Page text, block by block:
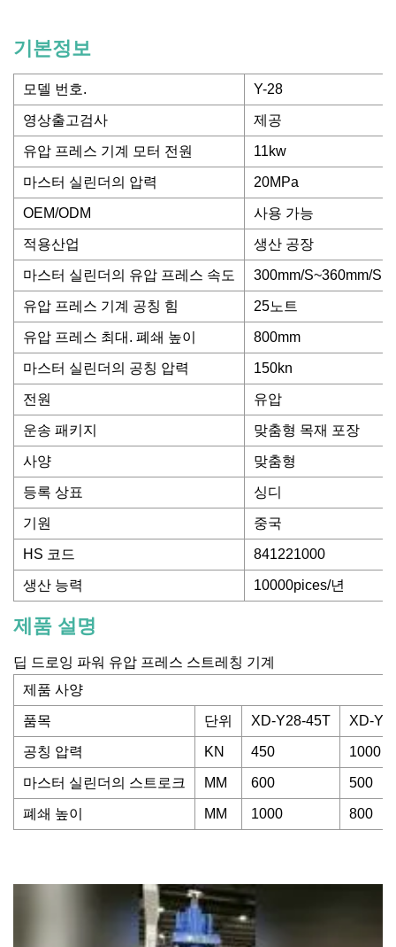
기본정보
모델 번호. Y-28
영상출고검사 제공
유압 프레스 기계 모터 전원 11kw
마스터 실린더의 압력 20MPa
OEM/ODM 사용 가능
적용산업 생산 공장
마스터 실린더의 유압 프레스 속도 300mm/S~360mm/S
유압 프레스 기계 공칭 힘 25노트
유압 프레스 최대. 폐쇄 높이 800mm
마스터 실린더의 공칭 압력 150kn
전원 유압
운송 패키지 맞춤형 목재 포장
사양 맞춤형
등록 상표 싱디
기원 중국
HS 코드 841221000
생산 능력 10000pices/년
제품 설명
딥 드로잉 파워 유압 프레스 스트레칭 기계
제품 사양
품목 단위 XD-Y28-45T XD-
공칭 압력 KN 450 1000
마스터 실린더의 스트로크 MM 600 500
폐쇄 높이 MM 1000 800